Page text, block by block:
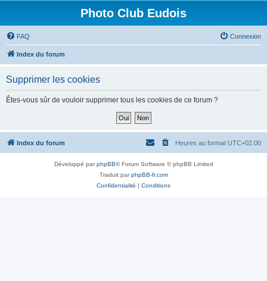
Photo Club Eudois
FAQ Connexion
Index du forum
Supprimer les cookies
Êtes-vous sûr de vouloir supprimer tous les cookies de ce forum ?
Index du forum Heures au format UTC+02:00
Développé parphpBB® Forum Software © phpBB Limited
Traduit parphpBB-fr.com
Confidentialité | Conditions